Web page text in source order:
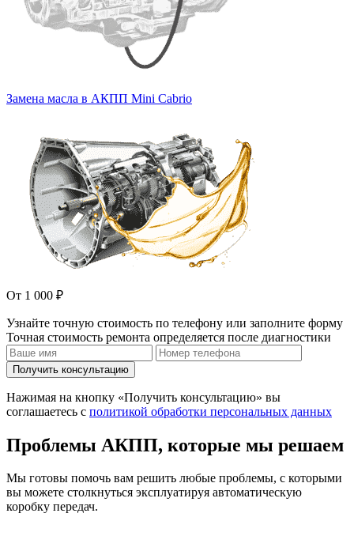
Замена масла в АКПП Mini Cabrio
От 1 000 ₽
Узнайте точную стоимость по телефону или заполните форму
Точная стоимость ремонта определяется после диагностики
Получить консультацию
Нажимая на кнопку «Получить консультацию» вы
соглашаетесь с политикой обработки персональных данных
Проблемы АКПП, которые мы решаем
Мы готовы помочь вам решить любые проблемы, с которыми
вы можете столкнуться эксплуатируя автоматическую
коробку передач.